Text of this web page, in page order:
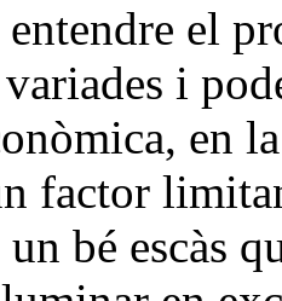
el
i
en
factor
bé escàs